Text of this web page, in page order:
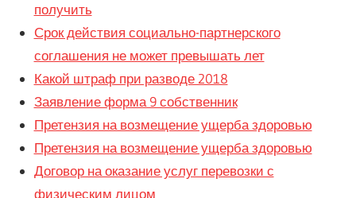
получить
Срок действия социально-партнерского
соглашения не может превышать лет
Какой штраф при разводе 2018
Заявление форма 9 собственник
Претензия на возмещение ущерба здоровью
Претензия на возмещение ущерба здоровью
Договор на оказание услуг перевозки с
физическим лицом